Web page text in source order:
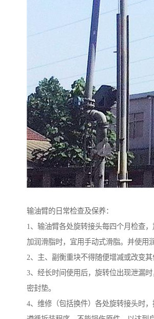
输油臂的日常检查及保养：
1、输油臂各处旋转接头每四个月检查，
加润滑脂时，宜用手动式滑脂。并使用
2、主、副衡重块不得随便增减或改变其
3、经长时间使用后，旋转位出现泄漏
密封垫。
4、维修（包括换件）各处旋转接头时